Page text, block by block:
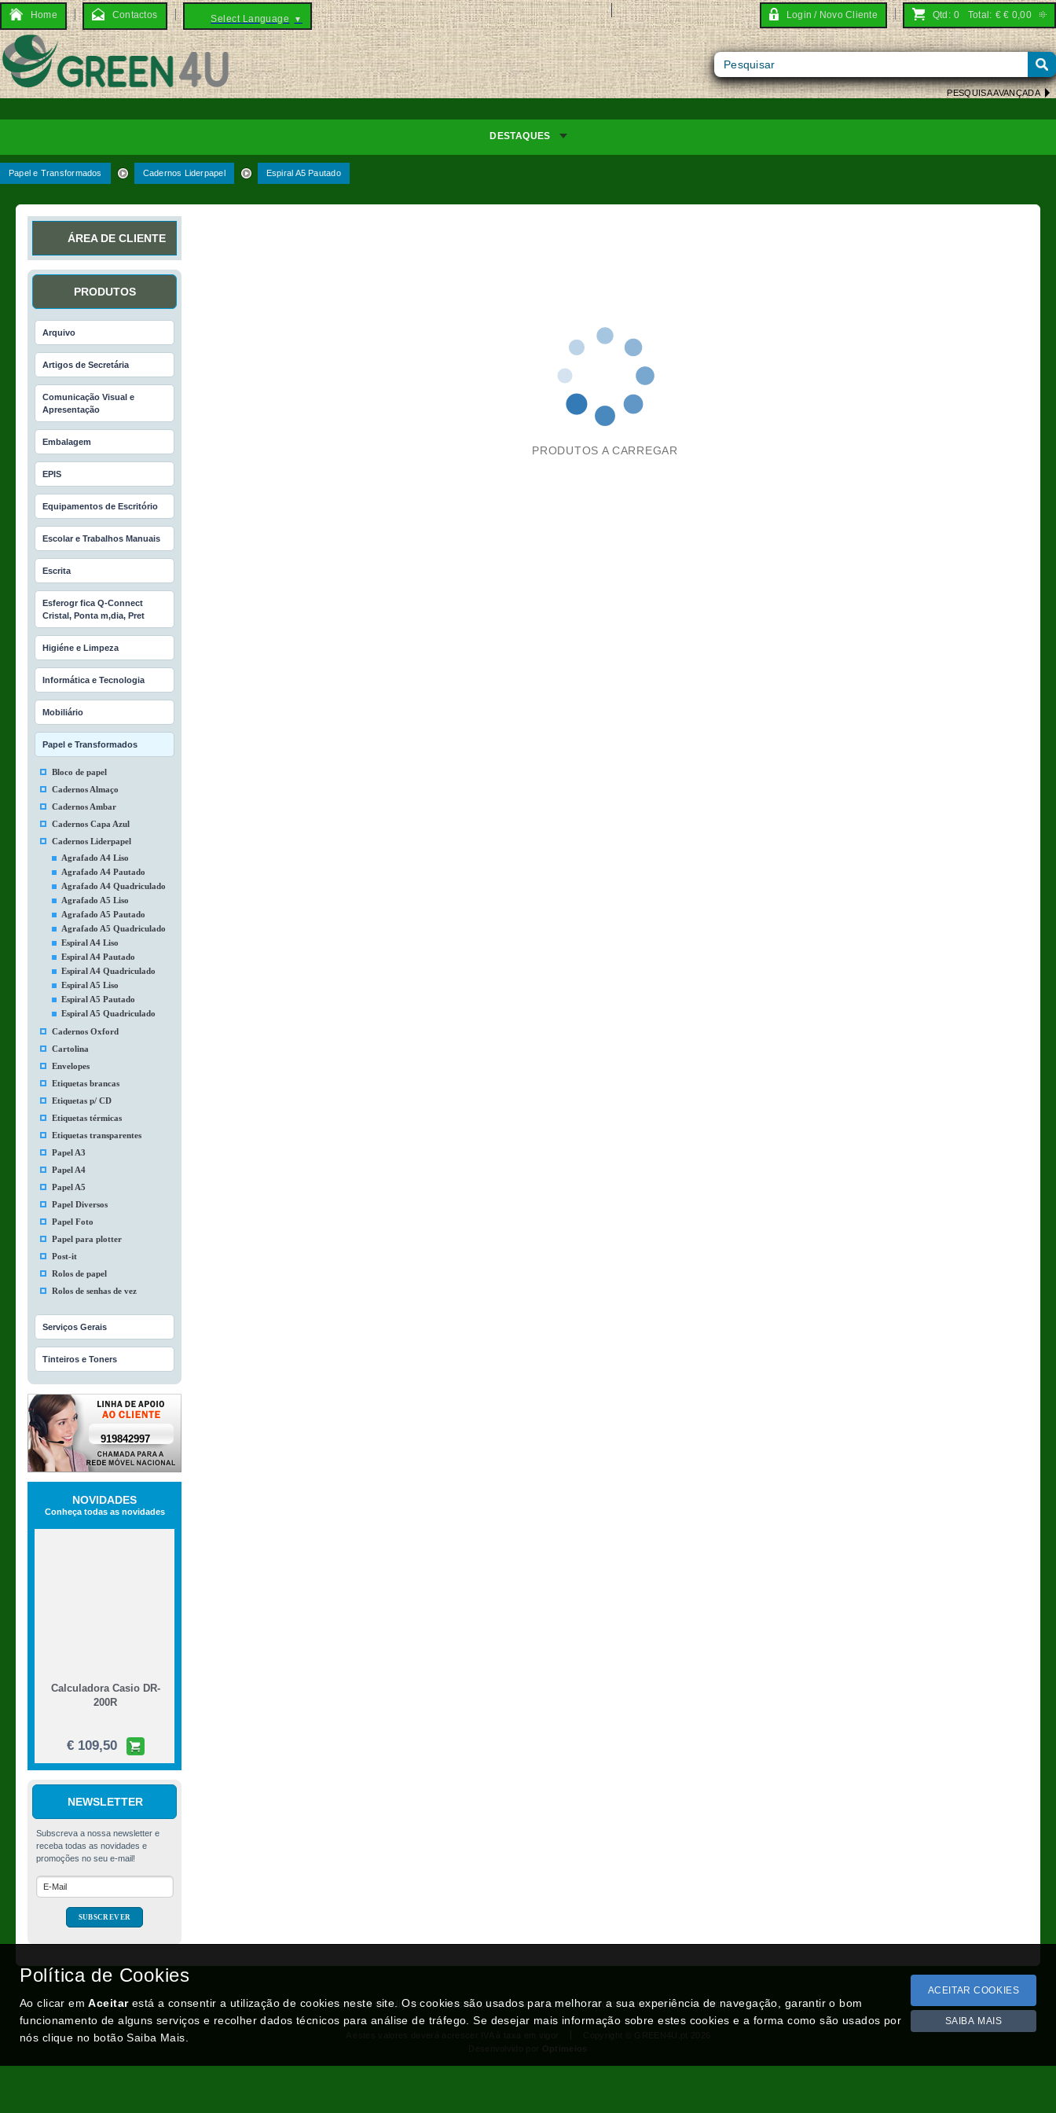
Home Contactos Select Language ▼ Login / Novo Cliente Qtd: 0 Total: €€ 0,00
PESQUISA AVANÇADA
DESTAQUES
Papel e Transformados Cadernos Liderpapel Espiral A5 Pautado
ÁREA DE CLIENTE
PRODUTOS
Arquivo
Artigos de Secretária
Comunicação Visual e
Apresentação
Embalagem
EPIS
Equipamentos de Escritório
Escolar e Trabalhos Manuais
Escrita
Esferogr fica Q-Connect
Cristal, Ponta m‚dia, Pret
Higiéne e Limpeza
Informática e Tecnologia
Mobiliário
Papel e Transformados
Bloco de papel
Cadernos Almaço
Cadernos Ambar
Cadernos Capa Azul
Cadernos Liderpapel
Agrafado A4 Liso
Agrafado A4 Pautado
Agrafado A4 Quadriculado
Agrafado A5 Liso
Agrafado A5 Pautado
Agrafado A5 Quadriculado
Espiral A4 Liso
Espiral A4 Pautado
Espiral A4 Quadriculado
Espiral A5 Liso
Espiral A5 Pautado
Espiral A5 Quadriculado
Cadernos Oxford
Cartolina
Envelopes
Etiquetas brancas
Etiquetas p/ CD
Etiquetas térmicas
Etiquetas transparentes
Papel A3
Papel A4
Papel A5
Papel Diversos
Papel Foto
Papel para plotter
Post-it
Rolos de papel
Rolos de senhas de vez
Serviços Gerais
Tinteiros e Toners
919842997
NOVIDADES
Conheça todas as novidades
Calculadora Casio DR-
200R
€ 109,50
Tinta Spray MTN
€ 4,06
NEWSLETTER
PRODUTOS A CARREGAR
Termos e Condições Declaração de Privacidade Livro de reclamações Lista
Política de Cookies
Ao clicar emAceitarestá a consentir a utilização de cookies neste site. Os cookies são usados para melhorar a sua experiência de navegação, garantir o bom
funcionamento de alguns serviços e recolher dados técnicos para análise de tráfego. Se desejar mais informação sobre estes cookies e a forma como são usados por
nós clique no botão Saiba Mais.
ACEITAR COOKIES
SAIBA MAIS